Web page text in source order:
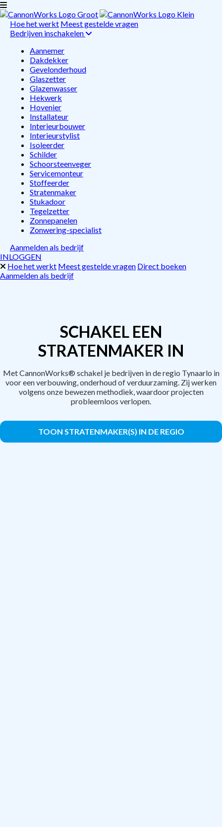
Hoe het werkt Meest gestelde vragen
Bedrijven inschakelen
Aannemer
Dakdekker
Gevelonderhoud
Glaszetter
Glazenwasser
Hekwerk
Hovenier
Installateur
Interieurbouwer
Interieurstylist
Isoleerder
Schilder
Schoorsteenveger
Servicemonteur
Stoffeerder
Stratenmaker
Stukadoor
Tegelzetter
Zonnepanelen
Zonwering-specialist
Aanmelden als bedrijf
INLOGGEN
Hoe het werkt Meest gestelde vragen Direct boeken
Aanmelden als bedrijf
SCHAKEL EEN
STRATENMAKER IN
Met CannonWorks® schakel je bedrijven in de regio Tynaarlo in
voor een verbouwing, onderhoud of verduurzaming. Zij werken
volgens onze bewezen methodiek, waardoor projecten
probleemloos verlopen.
TOON STRATENMAKER(S) IN DE REGIO